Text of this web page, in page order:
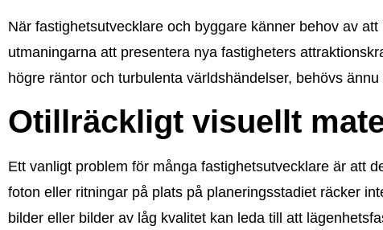
När fastighetsutvecklare och byggare känner behov av
utmaningarna att presentera nya fastigheters
högre räntor och turbulenta världshändelser, behövs
Otillräckligt visuellt
Ett vanligt problem för många fastighetsutvecklare är att
foton eller ritningar på plats på planeringsstadiet räcker
bilder eller bilder av låg kvalitet kan leda till att